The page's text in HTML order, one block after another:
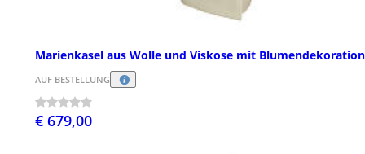
Marienkasel aus Wolle und Viskose mit
AUF BESTELLUNG
€ 679,00